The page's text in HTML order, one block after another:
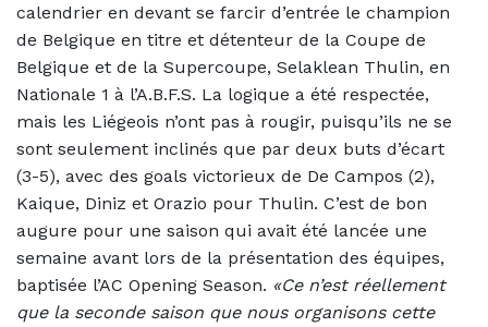
calendrier en devant se farcir d’entrée le champion
de Belgique en titre et détenteur de la Coupe de
Belgique et de la Supercoupe, Selaklean Thulin, en
Nationale 1 à l’A.B.F.S. La logique a été respectée,
mais les Liégeois n’ont pas à rougir, puisqu’ils ne se
sont seulement inclinés que par deux buts d’écart
(3-5), avec des goals victorieux de De Campos (2),
Kaique, Diniz et Orazio pour Thulin. C’est de bon
augure pour une saison qui avait été lancée une
semaine avant lors de la présentation des équipes,
baptisée l’AC Opening Season. «Ce n’est réellement
que la seconde saison que nous organisons cette